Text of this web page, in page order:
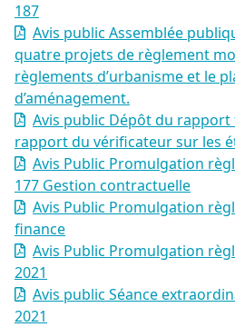
187
Avis public Assemblée
quatre projets de règlement
règlements d’urbanisme et le
d’aménagement.
Avis public Dépôt du rapport
rapport du vérificateur sur les
Avis Public Promulgation
177 Gestion contractuelle
Avis Public Promulgation
finance
Avis Public Promulgation
2021
Avis public Séance
2021